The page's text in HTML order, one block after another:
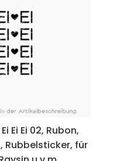
Ei Ei 02, Rubon,
Rubbelsticker, für